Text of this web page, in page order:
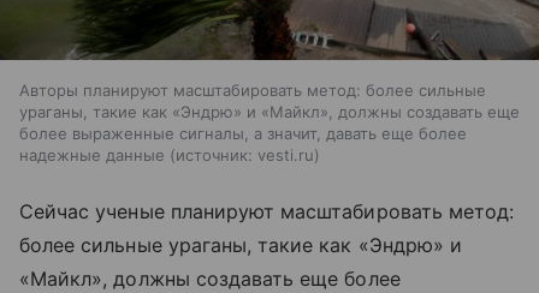
Авторы планируют масштабировать метод: более сильные
ураганы, такие как «Эндрю» и «Майкл», должны создавать еще
более выраженные сигналы, а значит, давать еще более
надежные данные
источник: vesti.ru
Сейчас ученые планируют масштабировать метод:
более сильные ураганы, такие как «Эндрю» и
«Майкл», должны создавать еще более